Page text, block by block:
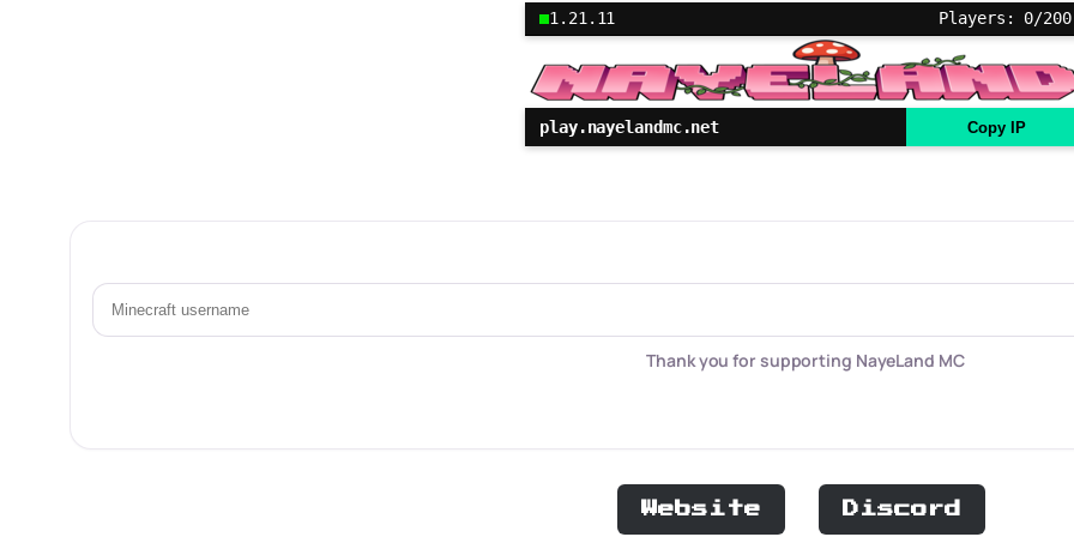
1.21.11 Players: 0/200
play.nayelandmc.net Copy IP
Thank you for supporting NayeLand MC
Website Discord